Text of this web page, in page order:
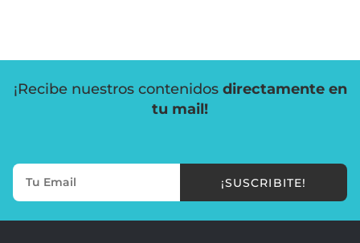
¡Recibe nuestros contenidos directamente en
tu mail!
¡SUSCRIBITE!